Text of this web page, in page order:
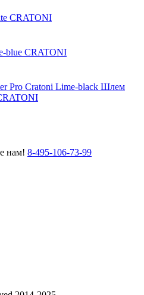
CRATONI
blue CRATONI
Шлем
нам! 8-495-106-73-99